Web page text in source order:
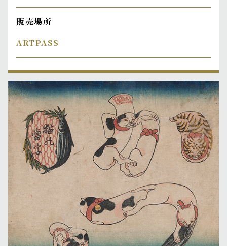
販売場所
ARTPASS